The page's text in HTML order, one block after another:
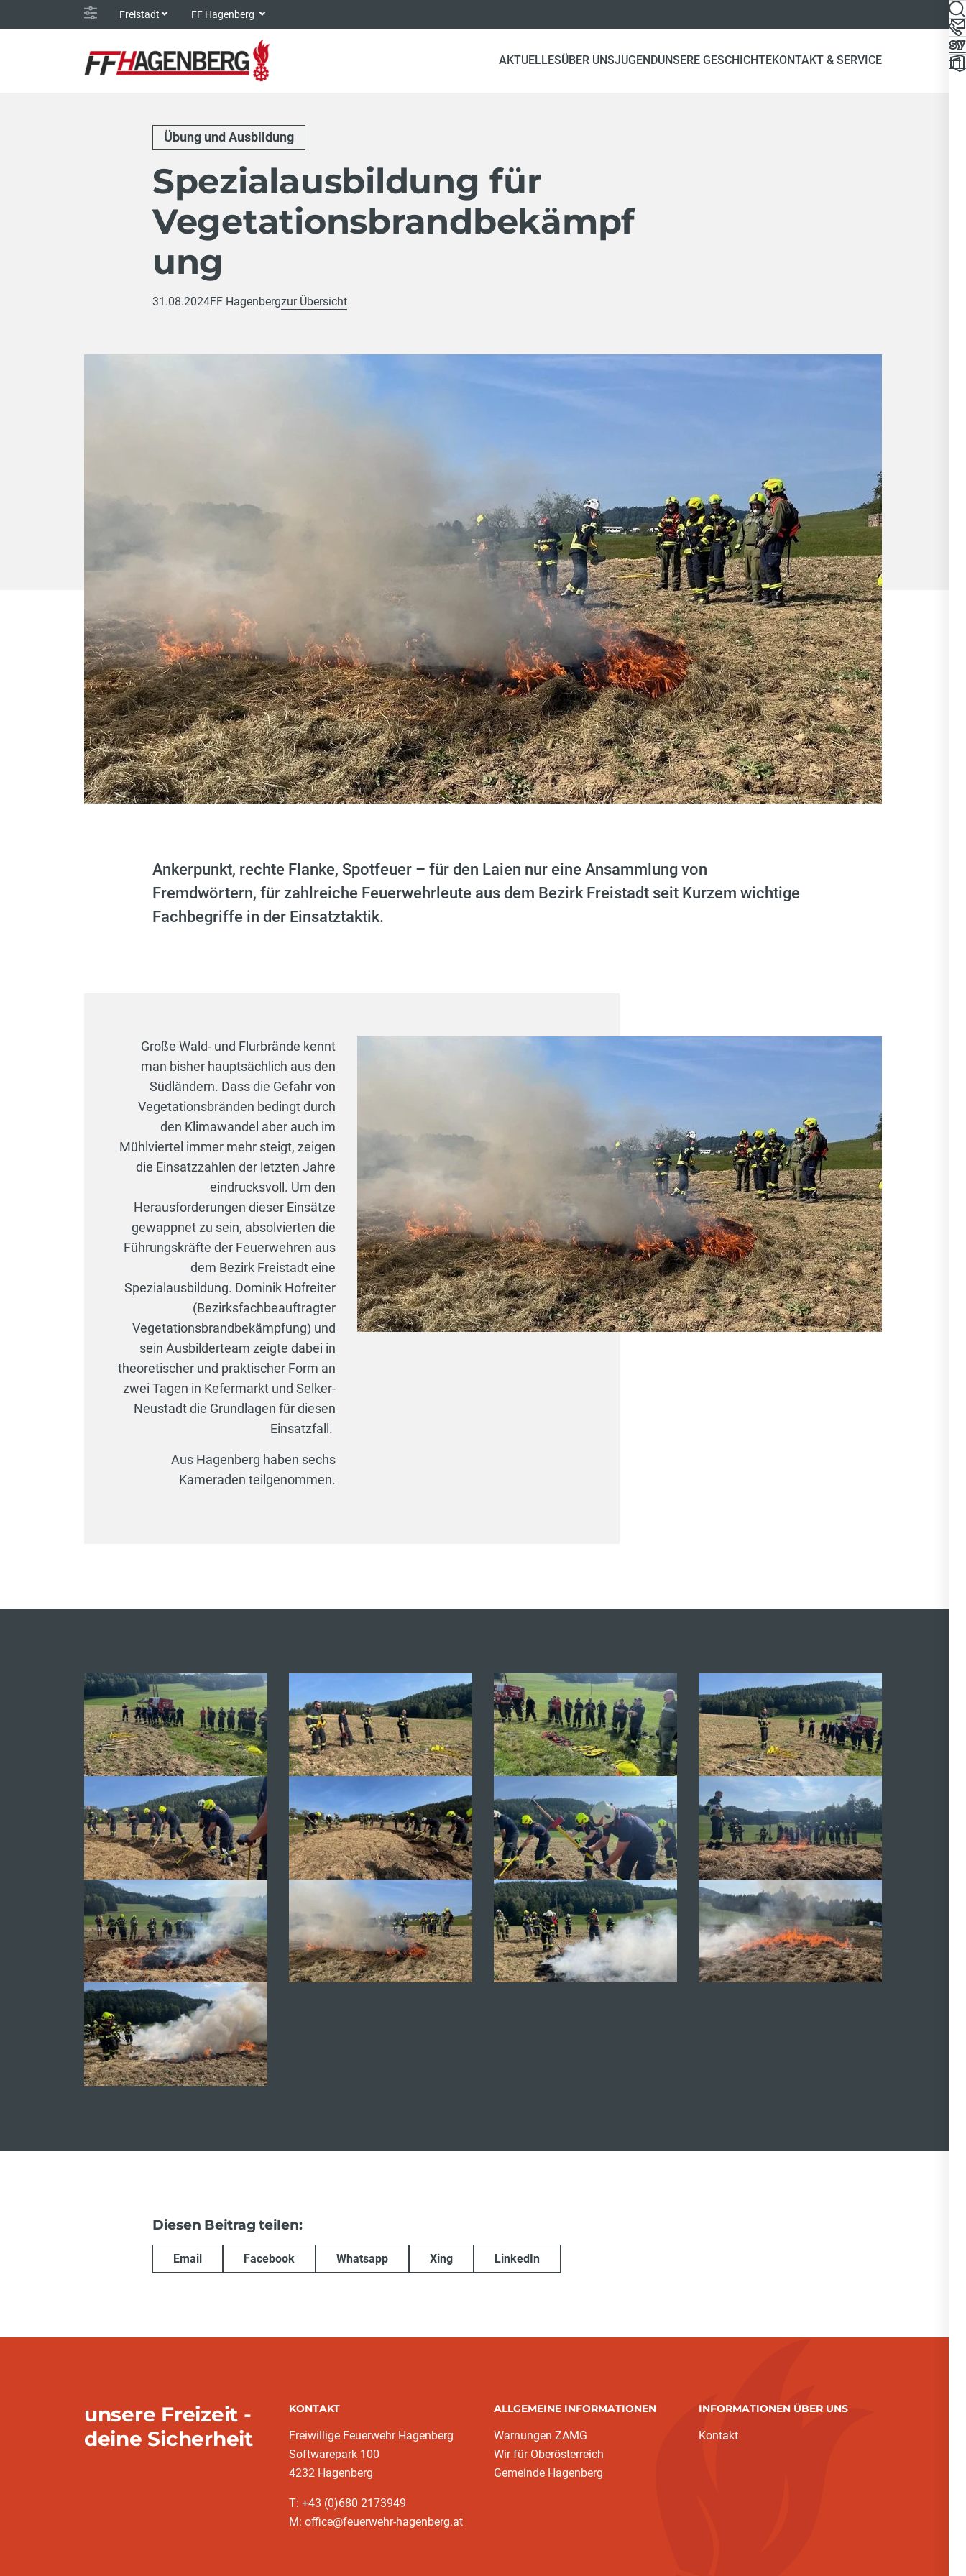
Freistadt FF Hagenberg
AKTUELLESÜBER UNSJUGENDUNSERE GESCHICHTEKONTAKT & SERVICE
Übung und Ausbildung
Spezialausbildung für
Vegetationsbrandbekämpf
ung
31.08.2024FF Hagenbergzur Übersicht
Ankerpunkt, rechte Flanke, Spotfeuer – für den Laien nur eine Ansammlung von
Fremdwörtern, für zahlreiche Feuerwehrleute aus dem Bezirk Freistadt seit Kurzem wichtige
Fachbegriffe in der Einsatztaktik.
Große Wald- und Flurbrände kennt
man bisher hauptsächlich aus den
Südländern. Dass die Gefahr von
Vegetationsbränden bedingt durch
den Klimawandel aber auch im
Mühlviertel immer mehr steigt, zeigen
die Einsatzzahlen der letzten Jahre
eindrucksvoll. Um den
Herausforderungen dieser Einsätze
gewappnet zu sein, absolvierten die
Führungskräfte der Feuerwehren aus
dem Bezirk Freistadt eine
Spezialausbildung. Dominik Hofreiter
(Bezirksfachbeauftragter
Vegetationsbrandbekämpfung) und
sein Ausbilderteam zeigte dabei in
theoretischer und praktischer Form an
zwei Tagen in Kefermarkt und Selker-
Neustadt die Grundlagen für diesen
Einsatzfall.
Aus Hagenberg haben sechs
Kameraden teilgenommen.
Diesen Beitrag teilen:
Email Facebook Whatsapp Xing LinkedIn
unsere Freizeit -
deine Sicherheit
KONTAKT
Freiwillige Feuerwehr Hagenberg
Softwarepark 100
4232 Hagenberg
T: +43 (0)680 2173949
M: office@feuerwehr-hagenberg.at
ALLGEMEINE INFORMATIONEN
Warnungen ZAMG
Wir für Oberösterreich
Gemeinde Hagenberg
INFORMATIONEN ÜBER UNS
Kontakt